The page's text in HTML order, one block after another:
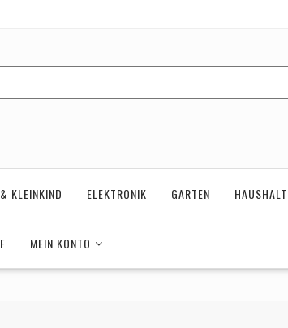
KLEINKIND ELEKTRONIK GARTEN
MEIN KONTO